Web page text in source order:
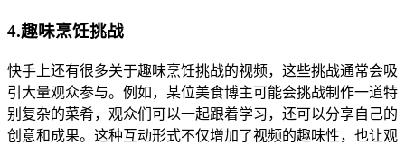
4.趣味烹饪挑战
快手上还有很多关于趣味烹饪挑战的视频，这些挑战通常会吸
引大量观众参与。例如，某位美食博主可能会挑战制作一道特
别复杂的菜肴，观众们可以一起跟着学习，还可以分享自己的
创意和成果。这种互动形式不仅增加了视频的趣味性，也让观